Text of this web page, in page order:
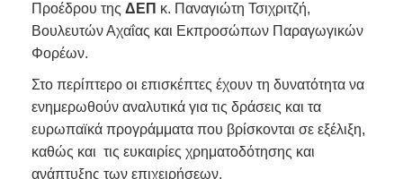
Προέδρου της ΔΕΠ κ. Παναγιώτη Τσιχριτζή,
Βουλευτών Αχαΐας και Εκπροσώπων Παραγωγικών
Φορέων.
Στο περίπτερο οι επισκέπτες έχουν τη δυνατότητα να
ενημερωθούν αναλυτικά για τις δράσεις και τα
ευρωπαϊκά προγράμματα που βρίσκονται σε εξέλιξη,
καθώς και τις ευκαιρίες χρηματοδότησης και
ανάπτυξης των επιχειρήσεων.